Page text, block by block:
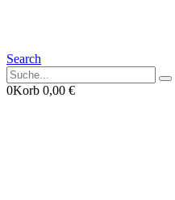
Search
0Korb 0,00 €